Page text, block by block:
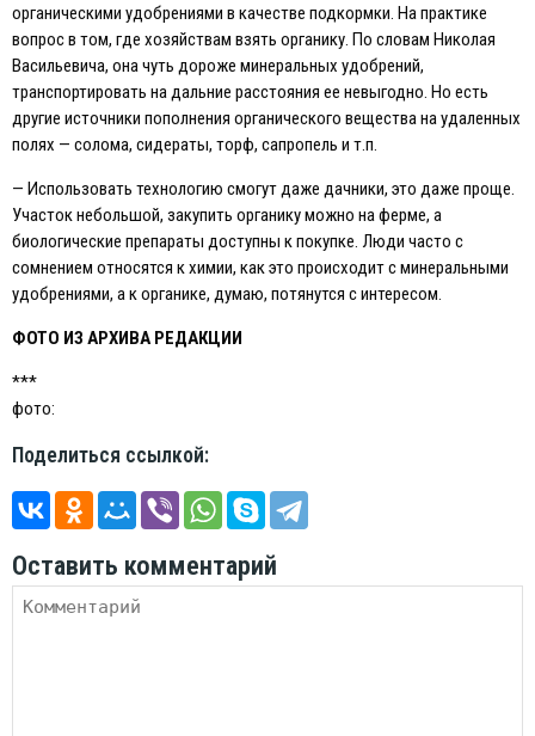
органическими удобрениями в качестве подкормки. На практике
вопрос в том, где хозяйствам взять органику. По словам Николая
Васильевича, она чуть дороже минеральных удобрений,
транспортировать на дальние расстояния ее невыгодно. Но есть
другие источники пополнения органического вещества на удаленных
полях — солома, сидераты, торф, сапропель и т.п.
— Использовать технологию смогут даже дачники, это даже проще.
Участок небольшой, закупить органику можно на ферме, а
биологические препараты доступны к покупке. Люди часто с
сомнением относятся к химии, как это происходит с минеральными
удобрениями, а к органике, думаю, потянутся с интересом.
ФОТО ИЗ АРХИВА РEДАКЦИИ
***
фото:
Поделиться ссылкой:
Оставить комментарий